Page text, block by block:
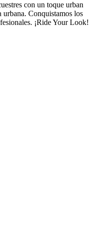
con un toque urban
Conquistamos los
¡Ride Your Look!